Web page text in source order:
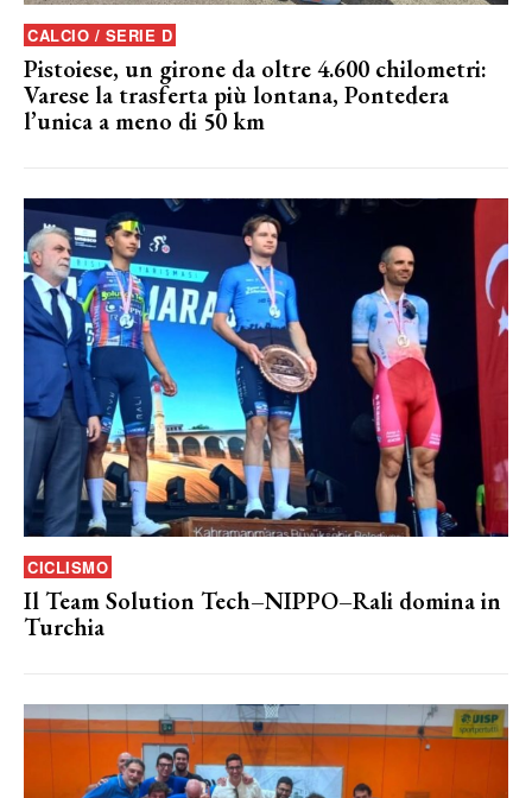
CALCIO / SERIE D
Pistoiese, un girone da oltre 4.600 chilometri:
Varese la trasferta più lontana, Pontedera
l’unica a meno di 50 km
CICLISMO
Il Team Solution Tech–NIPPO–Rali domina in
Turchia